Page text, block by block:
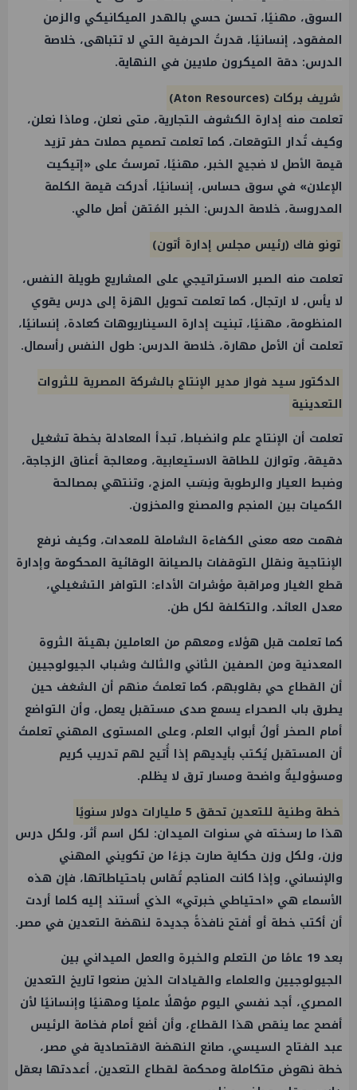
السوق، مهنيًا، تحسن حسي بالهدر الميكانيكي والزمن
المفقود، إنسانيًا، قدرتُ الحرفية التي لا تتباهى، خلاصة
الدرس: دقة الميكرون ملايين في النهاية.
شريف بركات (Aton Resources)
تعلمت منه إدارة الكشوف التجارية، متى نعلن، وماذا نعلن،
وكيف تُدار التوقعات، كما تعلمت تصميم حملات حفر تزيد
قيمة الأصل لا ضجيج الخبر، مهنيًا، تمرستُ على «إتيكيت
الإعلان» في سوق حساس، إنسانيًا، أدركت قيمة الكلمة
المدروسة، خلاصة الدرس: الخبر المُتقن أصل مالي.
تونو فاك (رئيس مجلس إدارة أتون)
تعلمت منه الصبر الاستراتيجي على المشاريع طويلة النفس،
لا يأس، لا ارتجال، كما تعلمت تحويل الهزة إلى درس يقوي
المنظومة، مهنيًا، تبنيت إدارة السيناريوهات كعادة، إنسانيًا،
تعلمت أن الأمل مهارة، خلاصة الدرس: طول النفس رأسمال.
الدكتور سيد فواز مدير الإنتاج بالشركة المصرية للثروات
التعدينية
تعلمت أن الإنتاج علم وانضباط، تبدأ المعادلة بخطة تشغيل
دقيقة، وتوازن للطاقة الاستيعابية، ومعالجة أعناق الزجاجة،
وضبط العيار والرطوبة ونِسَب المزج، وتنتهي بمصالحة
الكميات بين المنجم والمصنع والمخزون.
فهمت معه معنى الكفاءة الشاملة للمعدات، وكيف نرفع
الإنتاجية ونقلل التوقفات بالصيانة الوقائية المحكومة وإدارة
قطع الغيار ومراقبة مؤشرات الأداء: التوافر التشغيلي،
معدل العائد، والتكلفة لكل طن.
كما تعلمت قبل هؤلاء ومعهم من العاملين بهيئة الثروة
المعدنية ومن الصفين الثاني والثالث وشباب الجيولوجيين
أن القطاع حي بقلوبهم، كما تعلمتُ منهم أن الشغف حين
يطرق باب الصحراء يسمع صدى مستقبل يعمل، وأن التواضع
أمام الصخر أولُ أبواب العلم، وعلى المستوى المهني تعلمتُ
أن المستقبل يُكتب بأيديهم إذا أُتيح لهم تدريب كريم
ومسؤوليةٌ واضحة ومسار ترق لا يظلم.
خطة وطنية للتعدين تحقق 5 مليارات دولار سنويًا
هذا ما رسخته في سنوات الميدان: لكل اسم أثر، ولكل درس
وزن، ولكل وزن حكاية صارت جزءًا من تكويني المهني
والإنساني، وإذا كانت المناجم تُقاس باحتياطاتها، فإن هذه
الأسماء هي «احتياطي خبرتي» الذي أستند إليه كلما أردت
أن أكتب خطة أو أفتح نافذةً جديدة لنهضة التعدين في مصر.
بعد 19 عامًا من التعلم والخبرة والعمل الميداني بين
الجيولوجيين والعلماء والقيادات الذين صنعوا تاريخ التعدين
المصري، أجد نفسي اليوم مؤهلًا علميًا ومهنيًا وإنسانيًا لأن
أفصح عما ينقص هذا القطاع، وأن أضع أمام فخامة الرئيس
عبد الفتاح السيسي، صانع النهضة الاقتصادية في مصر،
خطة نهوض متكاملة ومحكمة لقطاع التعدين، أعددتها بعقل